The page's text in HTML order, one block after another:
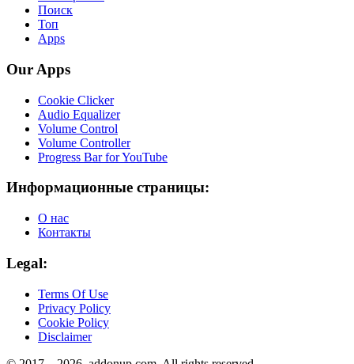
Поиск
Топ
Apps
Our Apps
Cookie Clicker
Audio Equalizer
Volume Control
Volume Controller
Progress Bar for YouTube
Информационные страницы:
О нас
Контакты
Legal:
Terms Of Use
Privacy Policy
Cookie Policy
Disclaimer